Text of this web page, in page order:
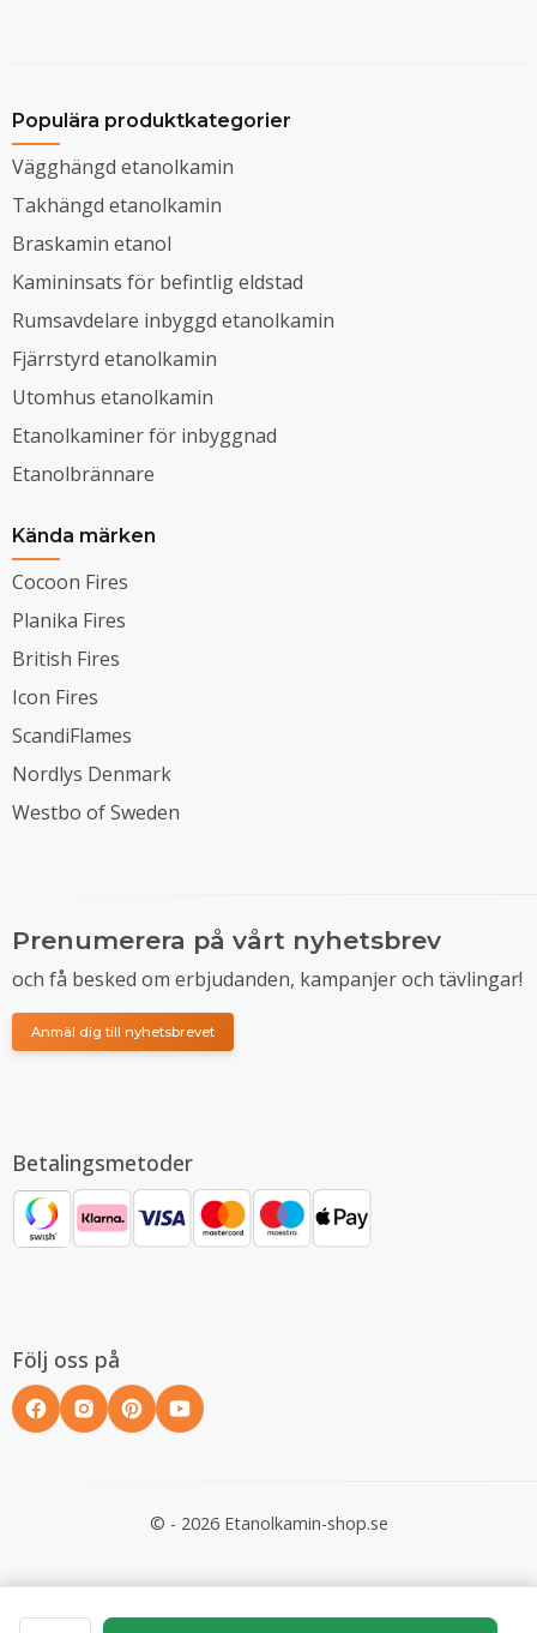
Populära produktkategorier
Vägghängd etanolkamin
Takhängd etanolkamin
Braskamin etanol
Kamininsats för befintlig eldstad
Rumsavdelare inbyggd etanolkamin
Fjärrstyrd etanolkamin
Utomhus etanolkamin
Etanolkaminer för inbyggnad
Etanolbrännare
Kända märken
Cocoon Fires
Planika Fires
British Fires
Icon Fires
ScandiFlames
Nordlys Denmark
Westbo of Sweden
Prenumerera på vårt nyhetsbrev
och få besked om erbjudanden, kampanjer och tävlingar!
Anmäl dig till nyhetsbrevet
Betalingsmetoder
Följ oss på
© - 2026 Etanolkamin-shop.se